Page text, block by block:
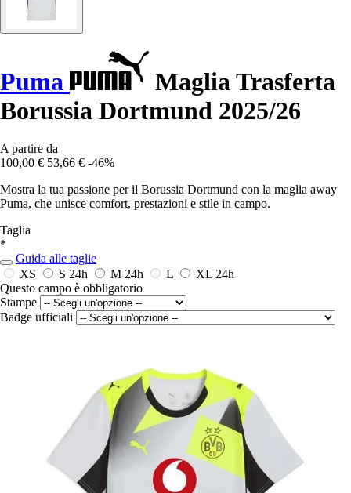
Puma
Maglia Trasferta
Borussia Dortmund 2025/26
A partire da
100,00 € 53,66 € -46%
Mostra la tua passione per il Borussia Dortmund con la maglia away
Puma, che unisce comfort, prestazioni e stile in campo.
Taglia
*
Guida alle taglie
XS
S 24h M 24h L XL 24h
Questo campo è obbligatorio
Stampe
Badge ufficiali